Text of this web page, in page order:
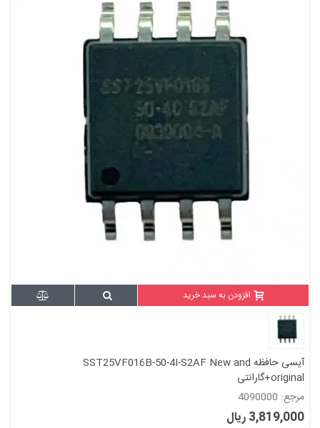
افزودن به سبد خرید
آیسی حافظه SST25VF016B-50-4I-S2AF New and
original+گارانتی
مرجع: 4090000
3,819,000 ریال